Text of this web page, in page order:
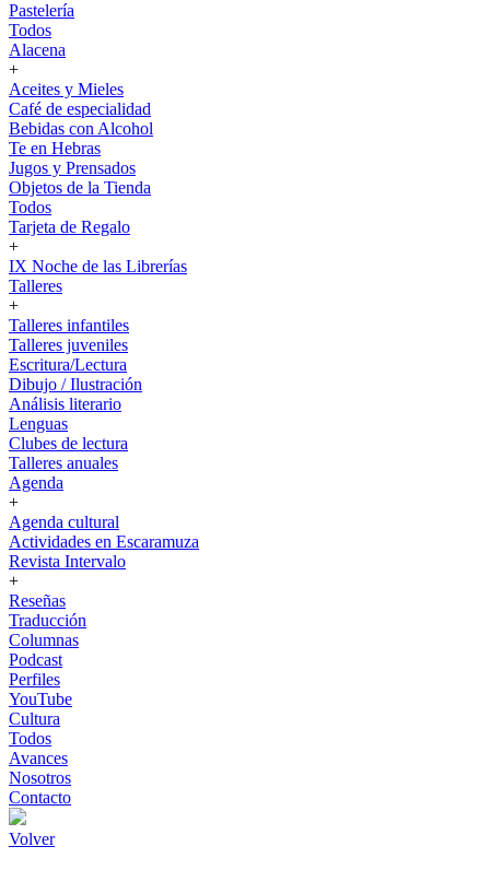
Pastelería
Todos
Alacena
+
Aceites y Mieles
Café de especialidad
Bebidas con Alcohol
Te en Hebras
Jugos y Prensados
Objetos de la Tienda
Todos
Tarjeta de Regalo
+
IX Noche de las Librerías
Talleres
+
Talleres infantiles
Talleres juveniles
Escritura/Lectura
Dibujo / Ilustración
Análisis literario
Lenguas
Clubes de lectura
Talleres anuales
Agenda
+
Agenda cultural
Actividades en Escaramuza
Revista Intervalo
+
Reseñas
Traducción
Columnas
Podcast
Perfiles
YouTube
Cultura
Todos
Avances
Nosotros
Contacto
Volver